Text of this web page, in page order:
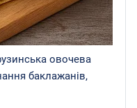
овочева
баклажанів,